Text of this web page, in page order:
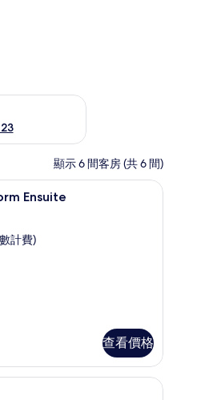
的供應情況
顯示 6 間客房 (共 6 間)
客房內保險箱、遮光布/窗簾、免費無線上網
Ensuite
計費)
查看價格